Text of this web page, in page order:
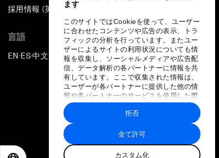
ます
このサイトではCookieを使って、ユーザー
に合わせたコンテンツや広告の表示、トラ
フィックの分析を行っています。またユー
ザーによるサイトの利用状況についても情
報を収集し、ソーシャルメディアや広告配
信、データ解析の各パートナーに情報を共
有しています。ここで収集された情報は、
ユーザーが各パートナーに提供した他の情
報や各パートナーのサービスを使用した際
に収集された情報と組み合わされ、各パー
トナーによって使用されることがありま
す。
全て許可
カスタム化
拒否
採用情報 (英語のみ)
言語
EN ▪ ES▪中文▪ 日本語
プライバシーポリシーと利用規約
サイトマップ